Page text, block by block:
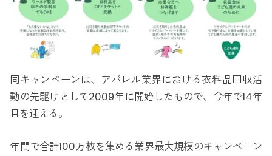
同キャンペーンは、アパレル業界における衣料品回収活
動の先駆けとして2009年に開始したもので、今年で14年
目を迎える。
年間で合計100万枚を集める業界最大規模のキャンペーン